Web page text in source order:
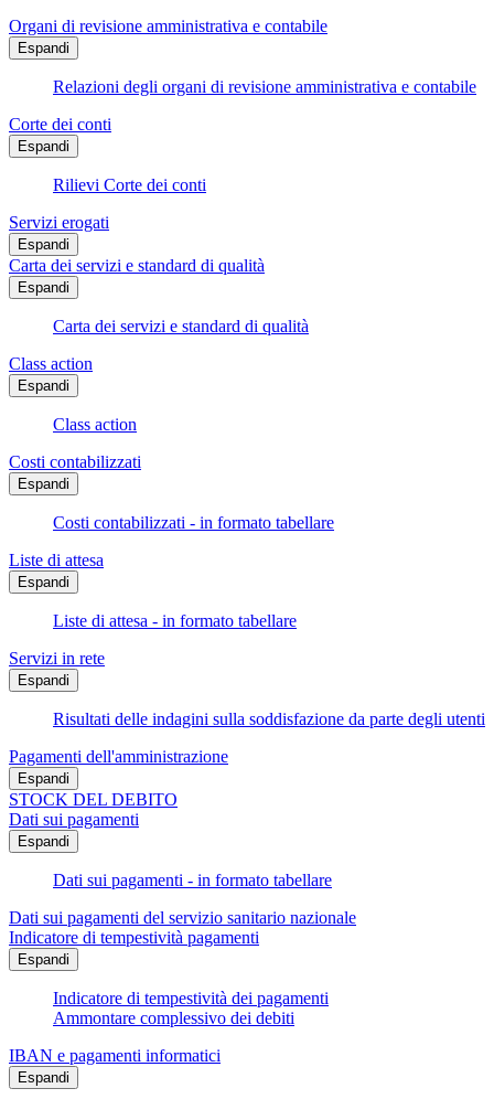
Organi di revisione amministrativa e contabile
Espandi
Relazioni degli organi di revisione amministrativa e contabile
Corte dei conti
Espandi
Rilievi Corte dei conti
Servizi erogati
Espandi
Carta dei servizi e standard di qualità
Espandi
Carta dei servizi e standard di qualità
Class action
Espandi
Class action
Costi contabilizzati
Espandi
Costi contabilizzati - in formato tabellare
Liste di attesa
Espandi
Liste di attesa - in formato tabellare
Servizi in rete
Espandi
Risultati delle indagini sulla soddisfazione da parte degli utenti
Pagamenti dell'amministrazione
Espandi
STOCK DEL DEBITO
Dati sui pagamenti
Espandi
Dati sui pagamenti - in formato tabellare
Dati sui pagamenti del servizio sanitario nazionale
Indicatore di tempestività pagamenti
Espandi
Indicatore di tempestività dei pagamenti
Ammontare complessivo dei debiti
IBAN e pagamenti informatici
Espandi